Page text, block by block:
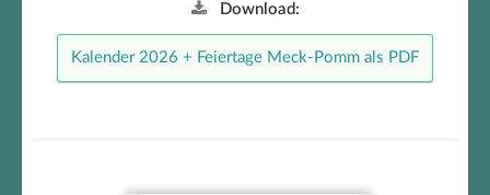
Download:
Kalender 2026 + Feiertage Meck-Pomm als PDF